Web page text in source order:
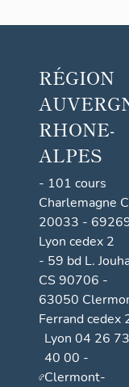
RÉGION
RHONE-
ALPES
- 101 cours
Charlemagne
20033 -
Lyon cedex 2
- 59 bd L.
CS 90706 -
63050
Ferrand cedex
Lyon 04 26 73
40 00 -
Clermont-